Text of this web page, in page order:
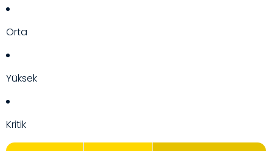
Orta
Yüksek
Kritik